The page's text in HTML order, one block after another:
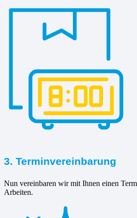
3. Terminvereinbarung
Nun vereinbaren wir mit Ihnen einen
Arbeiten.